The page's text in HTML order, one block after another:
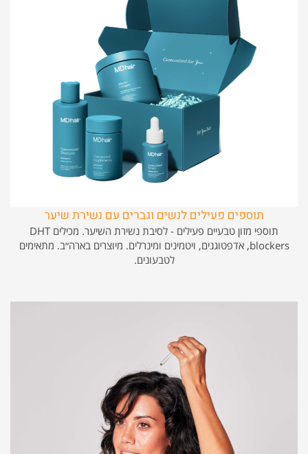
תוספים פעילים לנשים וגברים עם נשירת שיער
תוספי מזון טבעיים פעילים - לסיבת נשירת השיער. מכילים DHT
blockers, אדפטוגנים, ויטמינים ומינרלים. מיוצרים בארה״ב. מתאימים
לטבעונים.